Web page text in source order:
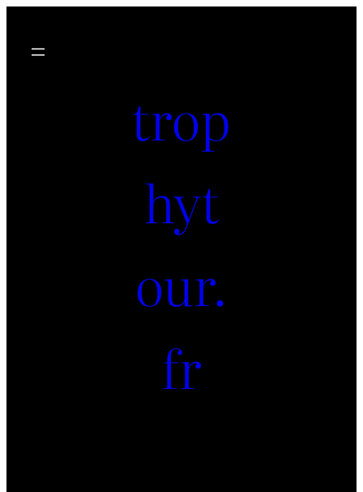
contenu
trop
hyt
our.
fr